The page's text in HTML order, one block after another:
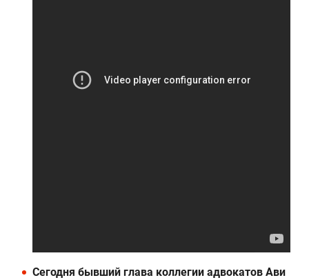
Сегодня бывший глава коллегии адвокатов Ави